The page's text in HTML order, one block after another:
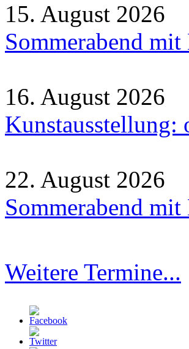
15. August 2026
Sommerabend
16. August 2026
22. August 2026
Sommerabend
Weitere Termine...